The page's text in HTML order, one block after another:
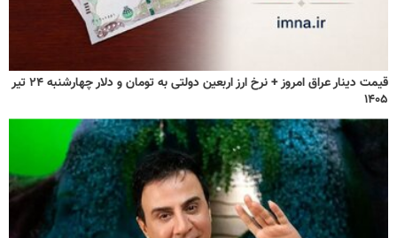
قیمت دینار عراق امروز + نرخ ارز اربعین دولتی به تومان و دلار چهارشنبه ۲۴ تیر
۱۴۰۵